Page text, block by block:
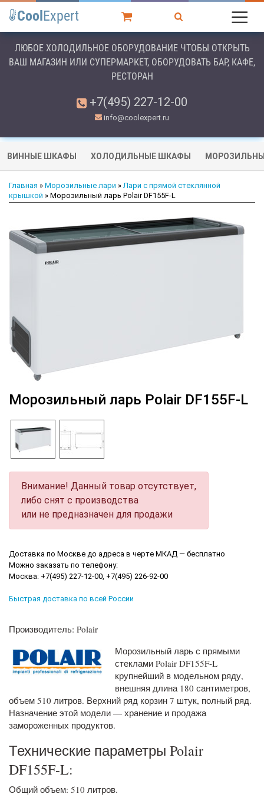
Cool Expert
ЛЮБОЕ ХОЛОДИЛЬНОЕ ОБОРУДОВАНИЕ ЧТОБЫ ОТКРЫТЬ
ВАШ МАГАЗИН ИЛИ СУПЕРМАРКЕТ, ОБОРУДОВАТЬ БАР, КАФЕ,
РЕСТОРАН
+7(495) 227-12-00
info@coolexpert.ru
ВИННЫЕ ШКАФЫ ХОЛОДИЛЬНЫЕ ШКАФЫ
Главная » Морозильные лари » Лари с прямой стеклянной
крышкой » Морозильный ларь Polair DF155F-L
Морозильный ларь Polair DF155F-L
Внимание! Данный товар отсутствует,
либо снят с производства
или не предназначен для продажи
Доставка по Москве до адреса в черте МКАД — бесплатно
Можно заказать по телефону:
Москва: +7(495) 227-12-00, +7(495) 226-92-00
Быстрая доставка по всей России
Производитель: Polair
Морозильный ларь с прямыми
стеклами Polair DF155F-L
крупнейший в модельном ряду,
внешняя длина 180 сантиметров,
объем 510 литров. Верхний ряд корзин 7 штук, полный ряд.
Назначение этой модели — хранение и продажа
замороженных продуктов.
Технические параметры Polair
DF155F-L:
Общий объем: 510 литров.